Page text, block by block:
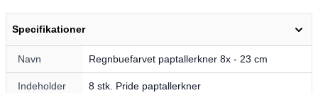
Specifikationer
Navn Regnbuefarvet paptallerkner 8x - 23 cm
Indeholder 8 stk. Pride paptallerkner